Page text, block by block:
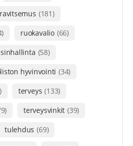
ravitsemus (181)
ruokavalio (66)
(58)
hyvinvointi (34)
terveys (133)
terveysvinkit (39)
tulehdus (69)